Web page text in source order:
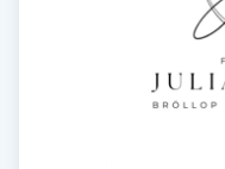
Extensions borttagning